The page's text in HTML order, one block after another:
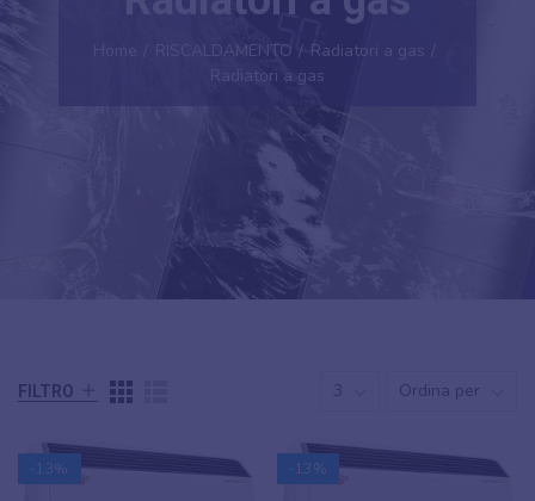
Home RISCALDAMENTO
Radiatori a gas
Radiatori a gas
FILTRO 3 Ordina per
-13% -13%